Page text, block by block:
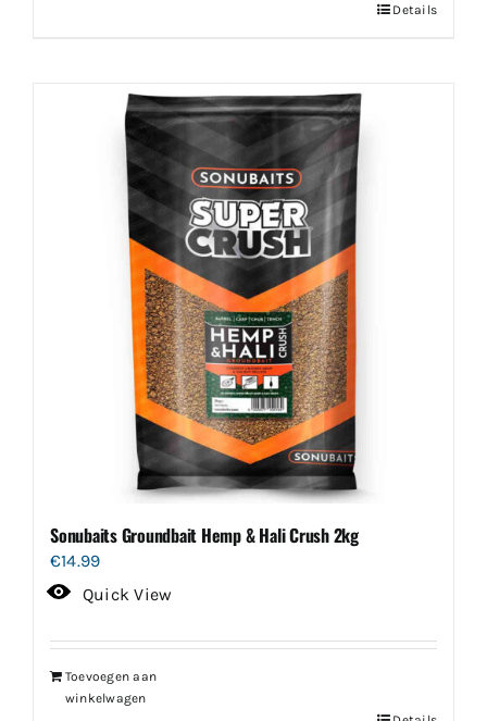
Details
Sonubaits Groundbait Hemp & Hali Crush 2kg
€14.99
Quick View
Toevoegen aan
winkelwagen